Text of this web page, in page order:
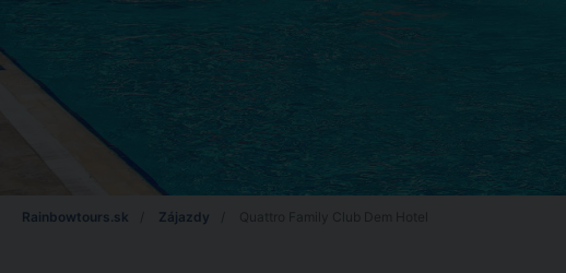
Rainbowtours.sk Zájazdy